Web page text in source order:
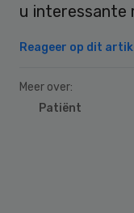
u interessante
Reageer op dit
Meer over:
Patiënt